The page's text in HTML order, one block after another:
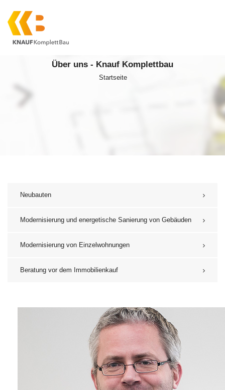
Über uns - Knauf Komplettbau
Startseite
Neubauten
Modernisierung und energetische Sanierung von Gebäuden
Modernisierung von Einzelwohnungen
Beratung vor dem Immobilienkauf